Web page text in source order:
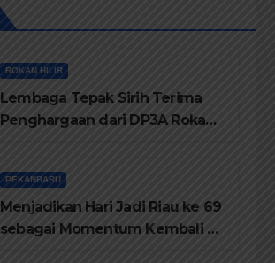
ROKAN HILIR
Lembaga Tepak Sirih Terima
Penghargaan dari DP3A Rokan
PEKANBARU
Menjadikan Hari Jadi Riau ke 69
sebagai Momentum Kembali ke